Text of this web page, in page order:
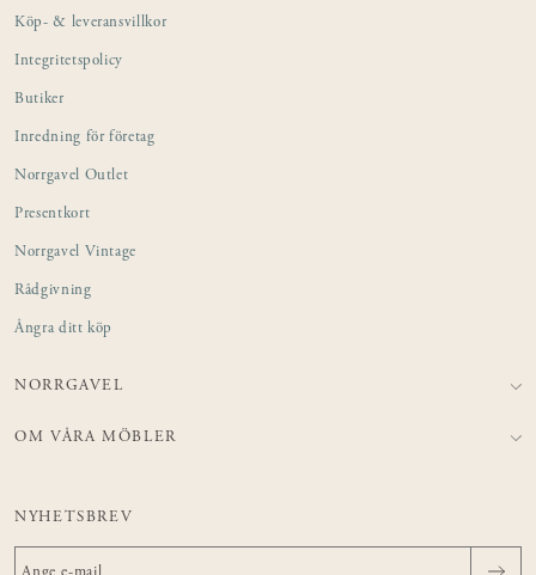
Köp- & leveransvillkor
Integritetspolicy
Butiker
Inredning för företag
Norrgavel Outlet
Presentkort
Norrgavel Vintage
Rådgivning
Ångra ditt köp
NORRGAVEL
OM VÅRA MÖBLER
NYHETSBREV